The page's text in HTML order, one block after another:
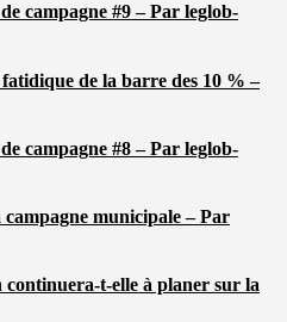
campagne #9 – Par leglob-
de la barre des 10 % –
campagne #8 – Par leglob-
municipale – Par
t-elle à planer sur la